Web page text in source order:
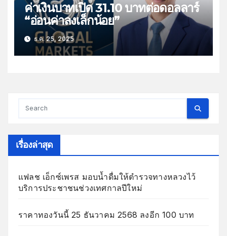
ค่าเงินบาทเปิด 31.10 บาทต่อดอลลาร์
“อ่อนค่าลงเล็กน้อย”
ธ.ค. 25, 2025
เรื่องล่าสุด
แฟลช เอ็กซ์เพรส มอบน้ำดื่มให้ตำรวจทางหลวงไว้
บริการประชาชนช่วงเทศกาลปีใหม่
ราคาทองวันนี้ 25 ธันวาคม 2568 ลงอีก 100 บาท